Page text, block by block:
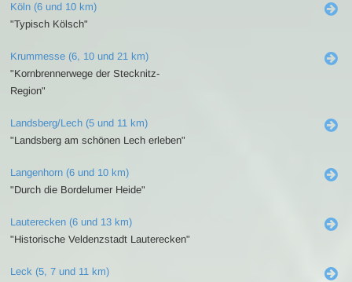
Köln (6 und 10 km)
"Typisch Kölsch"
Krummesse (6, 10 und 21 km)
"Kornbrennerwege der Stecknitz-
Region"
Landsberg/Lech (5 und 11 km)
"Landsberg am schönen Lech erleben"
Langenhorn (6 und 10 km)
"Durch die Bordelumer Heide"
Lauterecken (6 und 13 km)
"Historische Veldenzstadt Lauterecken"
Leck (5, 7 und 11 km)